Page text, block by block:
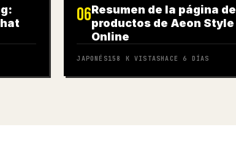
06Resumen de la página de
productos de Aeon Style
Online
JAPONÉS158 K VISTASHACE 6 DÍAS